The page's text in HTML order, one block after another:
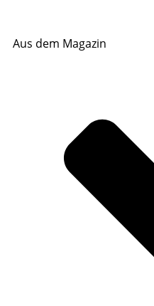
Aus dem Magazin